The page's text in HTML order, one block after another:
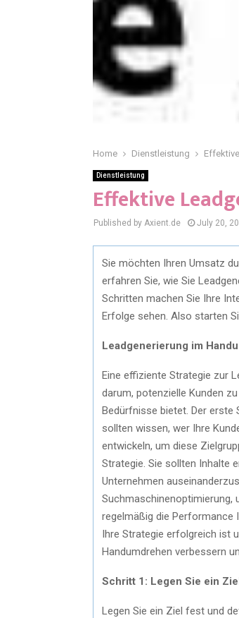
Home Dienstleistung
Dienstleistung
Effektive
Published by Axient.de July 20,
Sie möchten Ihren Umsatz
erfahren Sie, wie Sie
Schritten machen Sie Ihre
Erfolge sehen. Also starten
Leadgenerierung im
Eine effiziente Strategie zur
darum, potenzielle Kunden
Bedürfnisse bietet. Der erste
sollten wissen, wer Ihre
entwickeln, um diese
Strategie. Sie sollten Inhalte
Unternehmen
Suchmaschinenoptimierung,
regelmäßig die Performance
Ihre Strategie erfolgreich ist
Handumdrehen verbessern
Schritt 1: Legen Sie ein
Legen Sie ein Ziel fest und